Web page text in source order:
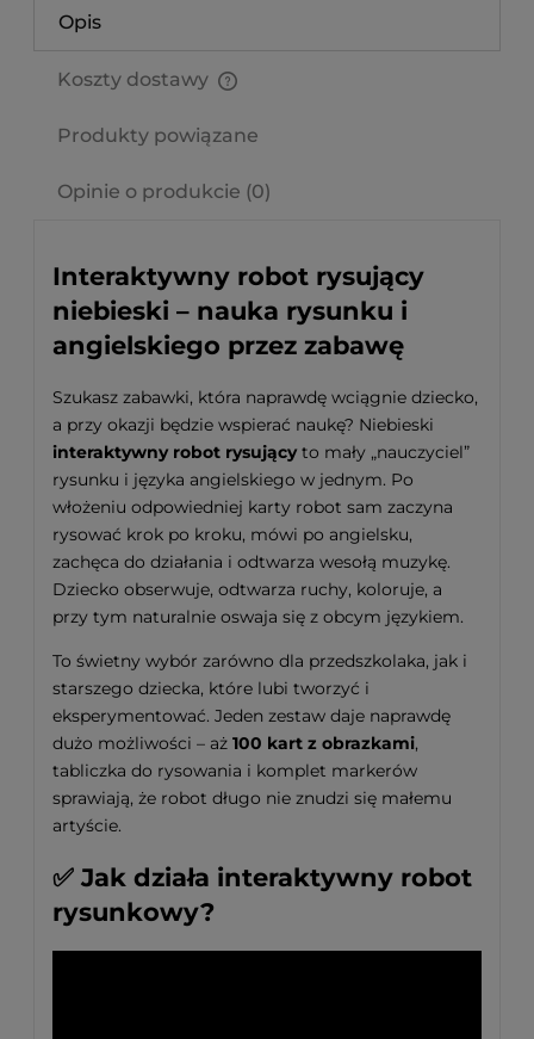
Opis
Koszty dostawy
Produkty powiązane
Opinie o produkcie (0)
Interaktywny robot rysujący
niebieski – nauka rysunku i
angielskiego przez zabawę
Szukasz zabawki, która naprawdę wciągnie dziecko,
a przy okazji będzie wspierać naukę? Niebieski
interaktywny robot rysującyto mały „nauczyciel”
rysunku i języka angielskiego w jednym. Po
włożeniu odpowiedniej karty robot sam zaczyna
rysować krok po kroku, mówi po angielsku,
zachęca do działania i odtwarza wesołą muzykę.
Dziecko obserwuje, odtwarza ruchy, koloruje, a
przy tym naturalnie oswaja się z obcym językiem.
To świetny wybór zarówno dla przedszkolaka, jak i
starszego dziecka, które lubi tworzyć i
eksperymentować. Jeden zestaw daje naprawdę
dużo możliwości – aż 100 kart z obrazkami,
tabliczka do rysowania i komplet markerów
sprawiają, że robot długo nie znudzi się małemu
artyście.
✅ Jak działa interaktywny robot
rysunkowy?